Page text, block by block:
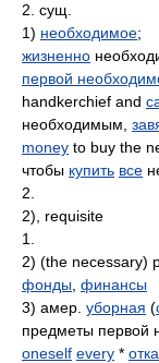
2. сущ.
1) необходимое;
жизненно
первой
handkerchief and
необходимым,
money to buy the
чтобы купить все
2.
2), requisite
1.
2) (the necessary)
фонды финансы
3) амер. уборная (
предметы первой
oneself every *